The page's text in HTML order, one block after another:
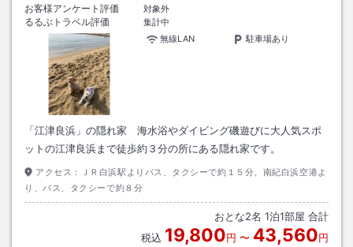
お客様アンケート評価
対象外
るるぶトラベル評価
集計中
無線LAN
駐車場あり
「江津良浜」の隠れ家 海水浴やダイビング磯遊びに大人気スポ
ットの江津良浜まで徒歩約３分の所にある隠れ家です。
アクセス：
ＪＲ白浜駅よりバス、タクシーで約１５分、南紀白浜空港よ
り、バス、タクシーで約８分
おとな2名 1泊1部屋 合計
税込 19,800円 〜 43,560円